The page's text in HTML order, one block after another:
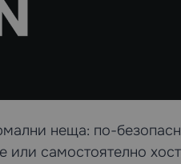
неща: по-
самостоятелно